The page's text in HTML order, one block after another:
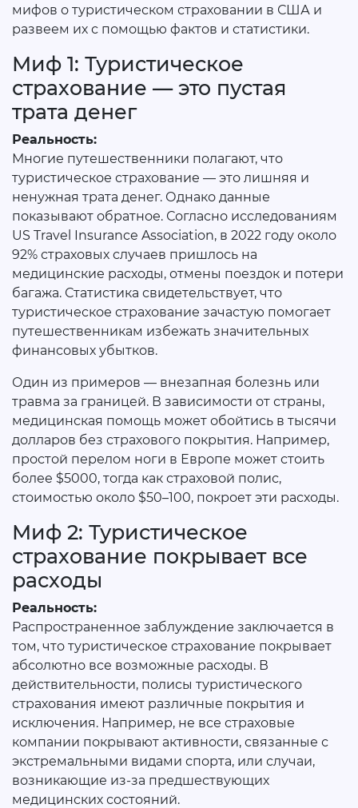
мифов о туристическом страховании в США и
развеем их с помощью фактов и статистики.
Миф 1: Туристическое
страхование — это пустая
трата денег
Реальность:
Многие путешественники полагают, что
туристическое страхование — это лишняя и
ненужная трата денег. Однако данные
показывают обратное. Согласно исследованиям
US Travel Insurance Association, в 2022 году около
92% страховых случаев пришлось на
медицинские расходы, отмены поездок и потери
багажа. Статистика свидетельствует, что
туристическое страхование зачастую помогает
путешественникам избежать значительных
финансовых убытков.
Один из примеров — внезапная болезнь или
травма за границей. В зависимости от страны,
медицинская помощь может обойтись в тысячи
долларов без страхового покрытия. Например,
простой перелом ноги в Европе может стоить
более $5000, тогда как страховой полис,
стоимостью около $50–100, покроет эти расходы.
Миф 2: Туристическое
страхование покрывает все
расходы
Реальность:
Распространенное заблуждение заключается в
том, что туристическое страхование покрывает
абсолютно все возможные расходы. В
действительности, полисы туристического
страхования имеют различные покрытия и
исключения. Например, не все страховые
компании покрывают активности, связанные с
экстремальными видами спорта, или случаи,
возникающие из-за предшествующих
медицинских состояний.